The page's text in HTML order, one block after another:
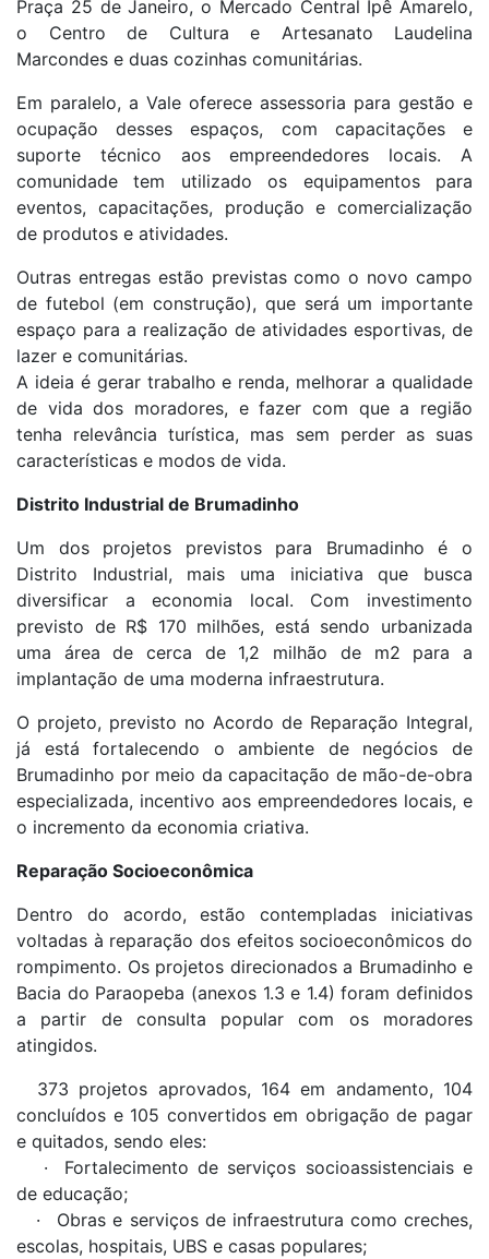
Praça 25 de Janeiro, o Mercado Central Ipê Amarelo,
o Centro de Cultura e Artesanato Laudelina
Marcondes e duas cozinhas comunitárias.
Em paralelo, a Vale oferece assessoria para gestão e
ocupação desses espaços, com capacitações e
suporte técnico aos empreendedores locais. A
comunidade tem utilizado os equipamentos para
eventos, capacitações, produção e comercialização
de produtos e atividades.
Outras entregas estão previstas como o novo campo
de futebol (em construção), que será um importante
espaço para a realização de atividades esportivas, de
lazer e comunitárias.
A ideia é gerar trabalho e renda, melhorar a qualidade
de vida dos moradores, e fazer com que a região
tenha relevância turística, mas sem perder as suas
características e modos de vida.
Distrito Industrial de Brumadinho
Um dos projetos previstos para Brumadinho é o
Distrito Industrial, mais uma iniciativa que busca
diversificar a economia local. Com investimento
previsto de R$ 170 milhões, está sendo urbanizada
uma área de cerca de 1,2 milhão de m2 para a
implantação de uma moderna infraestrutura.
O projeto, previsto no Acordo de Reparação Integral,
já está fortalecendo o ambiente de negócios de
Brumadinho por meio da capacitação de mão-de-obra
especializada, incentivo aos empreendedores locais, e
o incremento da economia criativa.
Reparação Socioeconômica
Dentro do acordo, estão contempladas iniciativas
voltadas à reparação dos efeitos socioeconômicos do
rompimento. Os projetos direcionados a Brumadinho e
Bacia do Paraopeba (anexos 1.3 e 1.4) foram definidos
a partir de consulta popular com os moradores
atingidos.
373 projetos aprovados, 164 em andamento, 104
concluídos e 105 convertidos em obrigação de pagar
e quitados, sendo eles:
· Fortalecimento de serviços socioassistenciais e
de educação;
· Obras e serviços de infraestrutura como creches,
escolas, hospitais, UBS e casas populares;